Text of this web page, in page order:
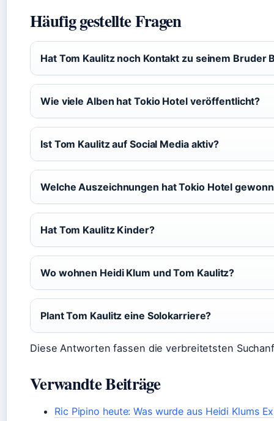
Häufig gestellte Fragen
Hat Tom Kaulitz noch Kontakt zu seinem Bruder
Wie viele Alben hat Tokio Hotel veröffentlicht?
Ist Tom Kaulitz auf Social Media aktiv?
Welche Auszeichnungen hat Tokio Hotel
Hat Tom Kaulitz Kinder?
Wo wohnen Heidi Klum und Tom Kaulitz?
Plant Tom Kaulitz eine Solokarriere?
Diese Antworten fassen die verbreitetsten
Verwandte Beiträge
Ric Pipino heute: Was wurde aus Heidi Klums